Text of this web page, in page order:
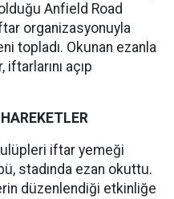
Anfield Road
organizasyonuyla
topladı. Okunan ezanla
açıp
iftar yemeği
stadında ezan okuttu.
düzenlendiği etkinliğe